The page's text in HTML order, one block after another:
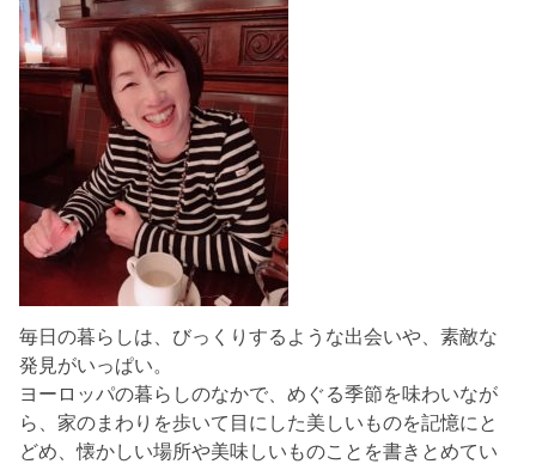
毎日の暮らしは、びっくりするような出会いや、素敵な
発見がいっぱい。
ヨーロッパの暮らしのなかで、めぐる季節を味わいなが
ら、家のまわりを歩いて目にした美しいものを記憶にと
どめ、懐かしい場所や美味しいものことを書きとめてい